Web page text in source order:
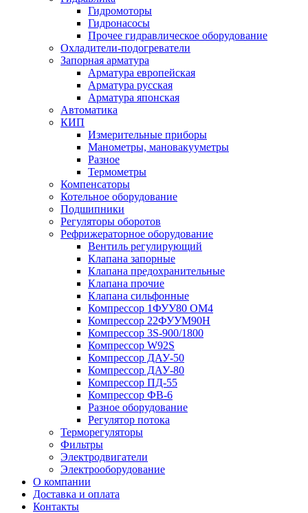
Гидромоторы
Гидронасосы
Прочее гидравлическое оборудование
Охладители-подогреватели
Запорная арматура
Арматура европейская
Арматура русская
Арматура японская
Автоматика
КИП
Измерительные приборы
Манометры, мановакууметры
Разное
Термометры
Компенсаторы
Котельное оборудование
Подшипники
Регуляторы оборотов
Рефрижераторное оборудование
Вентиль регулирующий
Клапана запорные
Клапана предохранительные
Клапана прочие
Клапана сильфонные
Компрессор 1ФУУ80 ОМ4
Компрессор 22ФУУМ90Н
Компрессор 3S-900/1800
Компрессор W92S
Компрессор ДАУ-50
Компрессор ДАУ-80
Компрессор ПД-55
Компрессор ФВ-6
Разное оборудование
Регулятор потока
Терморегуляторы
Фильтры
Электродвигатели
Электрооборудование
О компании
Доставка и оплата
Контакты